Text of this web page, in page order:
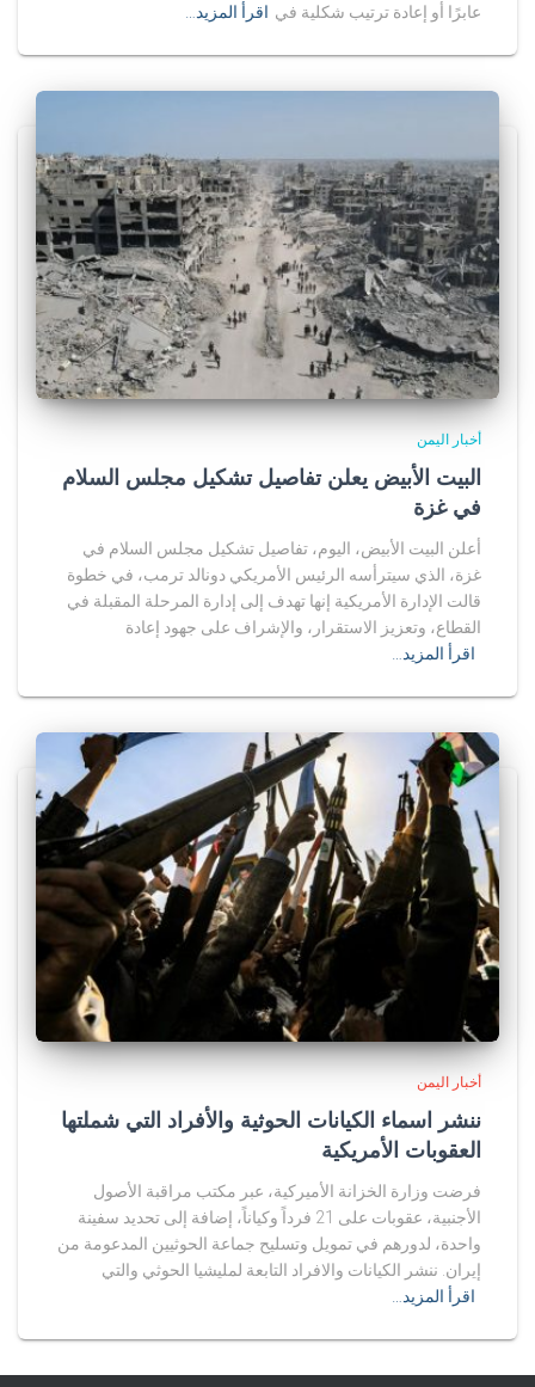
عابرًا أو إعادة ترتيب شكلية في اقرأ المزيد…
أخبار اليمن
البيت الأبيض يعلن تفاصيل تشكيل مجلس السلام
في غزة
أعلن البيت الأبيض، اليوم، تفاصيل تشكيل مجلس السلام في
غزة، الذي سيترأسه الرئيس الأمريكي دونالد ترمب، في خطوة
قالت الإدارة الأمريكية إنها تهدف إلى إدارة المرحلة المقبلة في
القطاع، وتعزيز الاستقرار، والإشراف على جهود إعادة
اقرأ المزيد…
أخبار اليمن
ننشر اسماء الكيانات الحوثية والأفراد التي شملتها
العقوبات الأمريكية
فرضت وزارة الخزانة الأميركية، عبر مكتب مراقبة الأصول
الأجنبية، عقوبات على 21 فرداً وكياناً، إضافة إلى تحديد سفينة
واحدة، لدورهم في تمويل وتسليح جماعة الحوثيين المدعومة من
إيران. ننشر الكيانات والافراد التابعة لمليشيا الحوثي والتي
اقرأ المزيد…